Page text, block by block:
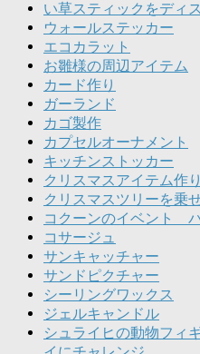
い草スティックをディ
ウォールステッカー
エコカラット
お雛様の周辺アイテム
カード作り
ガーランド
カゴ製作
カプセルオーナメント
キッチンストッカー
クリスマスアイテム作り
クリスマスツリーを乗
コクーンのイベント
コサージュ
サンキャッチャー
サンドピクチャー
シーリングワックス
ジェルキャンドル
シュライヒの動物フィ